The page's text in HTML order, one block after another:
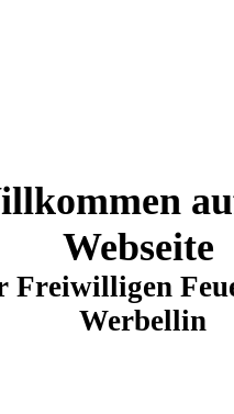
Webseite
Freiwilligen
Werbellin